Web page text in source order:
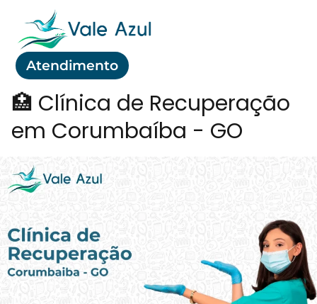
Atendimento
🏥 Clínica de Recuperação
em Corumbaíba - GO